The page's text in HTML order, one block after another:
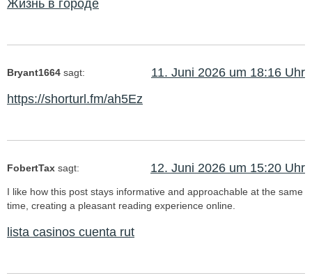
Жизнь в городе
Bryant1664 sagt:
11. Juni 2026 um 18:16 Uhr
https://shorturl.fm/ah5Ez
FobertTax sagt: 12. Juni 2026 um 15:20 Uhr
I like how this post stays informative and approachable at the same
time, creating a pleasant reading experience online.
lista casinos cuenta rut